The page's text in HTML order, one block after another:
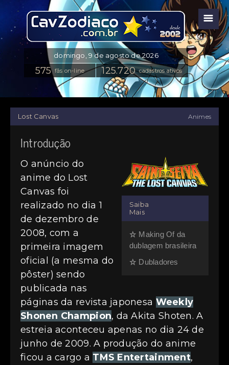
☰
fãs on-line cadastros ativos
Lost Canvas Animes
Saiba
Mais
☆ Making Of da
dublagem brasileira
☆ Dubladores
Introdução
O anúncio do
anime do Lost
Canvas foi
realizado no dia 1
de dezembro de
2008, com a
primeira imagem
oficial (a mesma do
pôster) sendo
publicada nas
páginas da revista japonesa Weekly
Shonen Champion, da Akita Shoten. A
estreia aconteceu apenas no dia 24 de
junho de 2009. A produção do anime
ficou a cargo a TMS Entertainment,